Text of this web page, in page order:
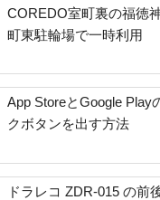
COREDO室町裏の福徳
町東駐輪場で一時利用
App StoreとGoogle Play
クボタンを出す方法
ドラレコ ZDR-015 の前